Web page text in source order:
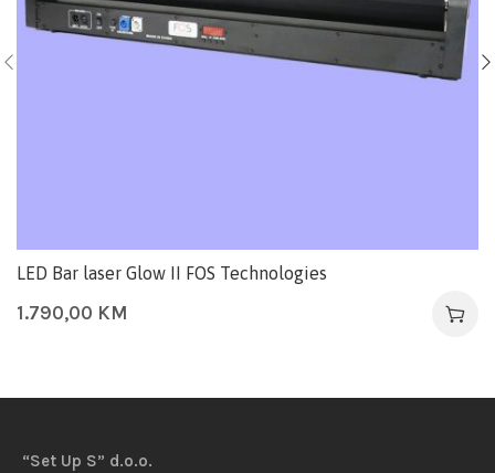
LED Bar laser Glow II FOS Technologies
1.790,00 KM
“Set Up S” d.o.o.